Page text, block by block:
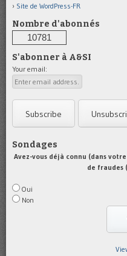
Site de WordPress-FR
Nombre d'abonnés
10781
S'abonner à A&SI
Your email:
Sondages
Avez-vous déjà connu (dans
de fraudes
Oui
Non